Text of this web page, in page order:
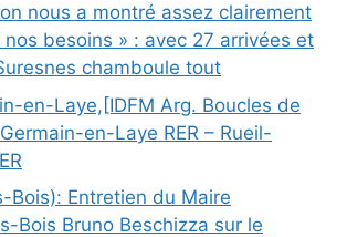
nous a montré assez clairement
besoins » : avec 27 arrivées et
chamboule tout
en-Laye,[IDFM Arg. Boucles de
en-Laye RER – Rueil-
Bois): Entretien du Maire
Bois Bruno Beschizza sur le